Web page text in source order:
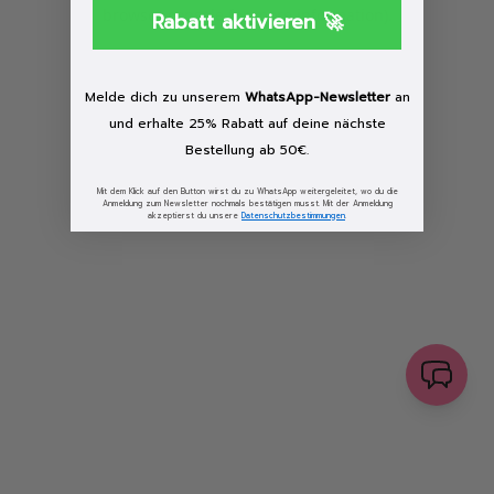
browser console for more information)
Rabatt aktivieren 🚀
Melde dich zu unserem WhatsApp-Newsletteran
und erhalte 25% Rabatt auf deine nächste
Bestellung ab 50€.
Mit dem Klick auf den Button wirst du zu WhatsApp weitergeleitet, wo du die
Anmeldung zum Newsletter nochmals bestätigen musst. Mit der Anmeldung
akzeptierst du unsere Datenschutzbestimmungen.